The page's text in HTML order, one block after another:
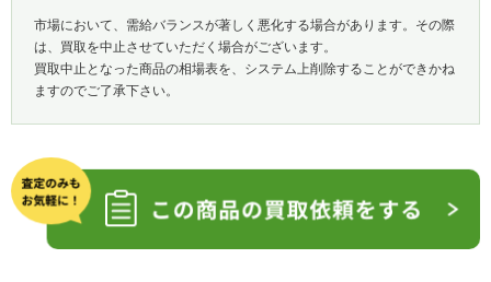
市場において、需給バランスが著しく悪化する場合があります。その際
は、買取を中止させていただく場合がございます。
買取中止となった商品の相場表を、システム上削除することができかね
ますのでご了承下さい。